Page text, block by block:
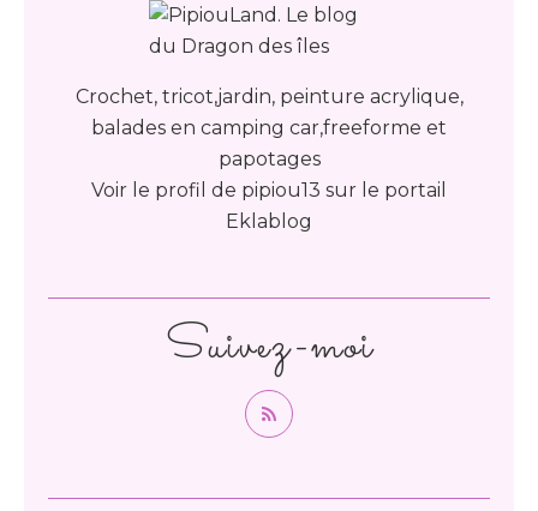
Crochet, tricot,jardin, peinture acrylique,
balades en camping car,freeforme et
papotages
Voir le profil de pipiou13 sur le portail
Eklablog
Suivez-moi